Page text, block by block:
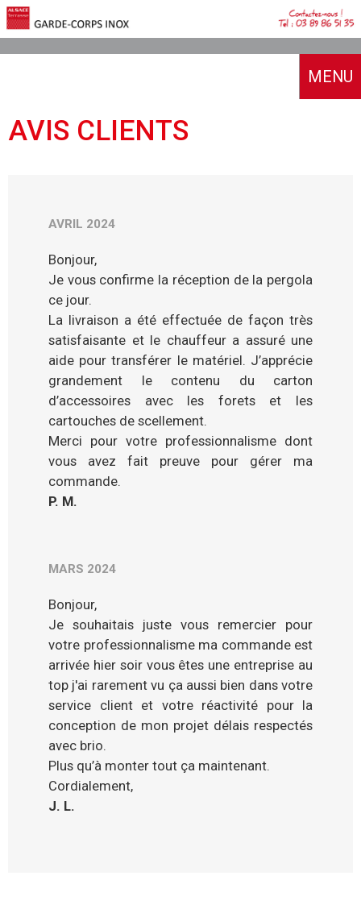
MENU
ACCUEIL
NOTRE ACCOMPAGNEMENT
TYPE INOX
DEMANDE DE DEVIS
SIMULATION EN LIGNE
CATALOGUES
BOUTIQUE
CONTACT
AVIS CLIENTS
AVRIL 2024
Bonjour,
Je vous confirme la réception de la pergola
ce jour.
La livraison a été effectuée de façon très
satisfaisante et le chauffeur a assuré une
aide pour transférer le matériel. J’apprécie
grandement le contenu du carton
d’accessoires avec les forets et les
cartouches de scellement.
Merci pour votre professionnalisme dont
vous avez fait preuve pour gérer ma
commande.
P. M.
MARS 2024
Bonjour,
Je souhaitais juste vous remercier pour
votre professionnalisme ma commande est
arrivée hier soir vous êtes une entreprise au
top j'ai rarement vu ça aussi bien dans votre
service client et votre réactivité pour la
conception de mon projet délais respectés
avec brio.
Plus qu’à monter tout ça maintenant.
Cordialement,
J. L.